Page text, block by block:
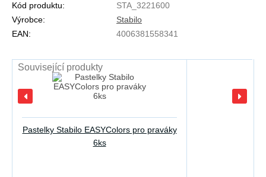
Kód produktu:
STA_3221600
Výrobce:
Stabilo
EAN:
4006381558341
Související produkty
Pastelky Stabilo EASYColors pro praváky
6ks